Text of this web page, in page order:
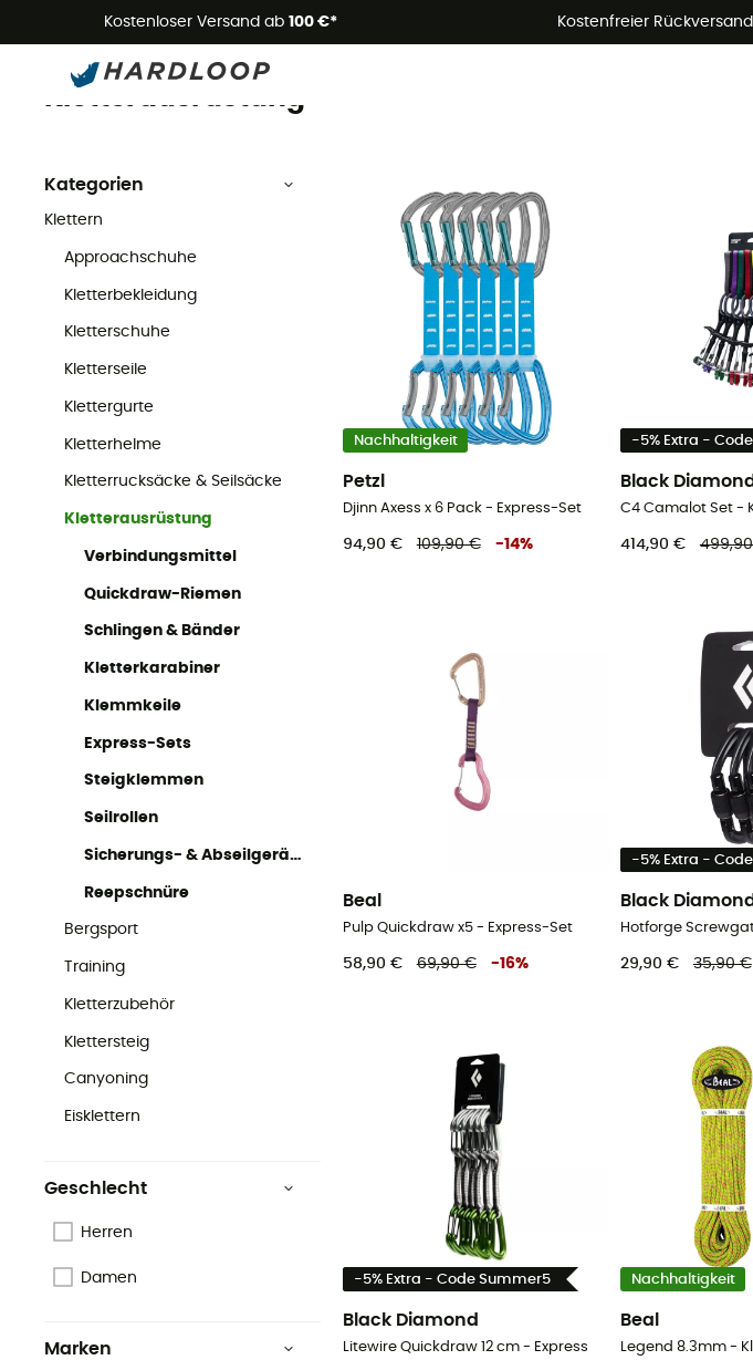
Kostenloser Versand ab 100 €* Kostenfreier Rückversand
Sommerangebote🔥 -5% EXTRA
Klettern Kletterausrüstung
Kletterausrüstung
Kategorien
Klettern
Approachschuhe
Kletterbekleidung
Kletterschuhe
Kletterseile
Klettergurte
Kletterhelme
Kletterrucksäcke & Seilsäcke
Kletterausrüstung
Verbindungsmittel
Quickdraw-Riemen
Schlingen & Bänder
Kletterkarabiner
Klemmkeile
Express-Sets
Steigklemmen
Seilrollen
Sicherungs- & Abseilgeräte
Reepschnüre
Bergsport
Training
Kletterzubehör
Klettersteig
Canyoning
Eisklettern
Geschlecht
Herren
Damen
Marken
Nachhaltigkeit
Petzl
Djinn Axess x 6 Pack - Express-Set
94,90 € 109,90 € -14%
-5% Extra -
Black Diamond
C4 Camalot Set -
414,90 €
Beal
Pulp Quickdraw x5 - Express-Set
58,90 € 69,90 € -16%
-5% Extra -
Black Diamond
29,90 € 35,90 €
-5% Extra - Code Summer5
Black Diamond
Litewire Quickdraw 12 cm - Express
Nachhaltigkeit
Beal
Legend 8.3mm -